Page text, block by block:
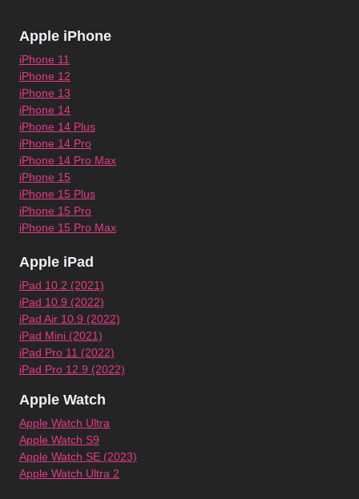
Apple iPhone
iPhone 11
iPhone 12
iPhone 13
iPhone 14
iPhone 14 Plus
iPhone 14 Pro
iPhone 14 Pro Max
iPhone 15
iPhone 15 Plus
iPhone 15 Pro
iPhone 15 Pro Max
Apple iPad
iPad 10.2 (2021)
iPad 10.9 (2022)
iPad Air 10.9 (2022)
iPad Mini (2021)
iPad Pro 11 (2022)
iPad Pro 12.9 (2022)
Apple Watch
Apple Watch Ultra
Apple Watch S9
Apple Watch SE (2023)
Apple Watch Ultra 2